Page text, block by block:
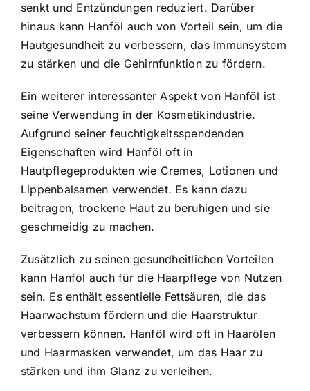
senkt und Entzündungen reduziert. Darüber
hinaus kann Hanföl auch von Vorteil sein, um die
Hautgesundheit zu verbessern, das Immunsystem
zu stärken und die Gehirnfunktion zu fördern.
Ein weiterer interessanter Aspekt von Hanföl ist
seine Verwendung in der Kosmetikindustrie.
Aufgrund seiner feuchtigkeitsspendenden
Eigenschaften wird Hanföl oft in
Hautpflegeprodukten wie Cremes, Lotionen und
Lippenbalsamen verwendet. Es kann dazu
beitragen, trockene Haut zu beruhigen und sie
geschmeidig zu machen.
Zusätzlich zu seinen gesundheitlichen Vorteilen
kann Hanföl auch für die Haarpflege von Nutzen
sein. Es enthält essentielle Fettsäuren, die das
Haarwachstum fördern und die Haarstruktur
verbessern können. Hanföl wird oft in Haarölen
und Haarmasken verwendet, um das Haar zu
stärken und ihm Glanz zu verleihen.